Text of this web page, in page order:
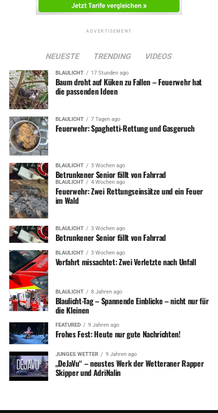
ADVERTISEMENT
NEUESTE TRENDING VIDEOS
BLAULICHT 17 Stunden ago
Baum droht auf Küken zu Fallen – Feuerwehr hat
die passenden Ideen
BLAULICHT 7 Tagen ago
Feuerwehr: Spaghetti-Rettung und Gasgeruch
BLAULICHT 3 Wochen ago
Betrunkener Senior fällt von Fahrrad
BLAULICHT 4 Wochen ago
Feuerwehr: Zwei Rettungseinsätze und ein Feuer
im Wald
BLAULICHT 3 Wochen ago
Betrunkener Senior fällt von Fahrrad
BLAULICHT 3 Wochen ago
Vorfahrt missachtet: Zwei Verletzte nach Unfall
BLAULICHT 8 Jahren ago
Blaulicht-Tag – Spannende Einblicke – nicht nur für
die Kleinen
FEATURED 9 Jahren ago
Frohes Fest: Heute nur gute Nachrichten!
JUNGES WETTER 9 Jahren ago
„DeJaVu“ – neustes Werk der Wetteraner Rapper
Skipper und AdriNalin